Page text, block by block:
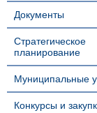
Документы
Стратегическое
планирование
Муниципальные
Конкурсы и